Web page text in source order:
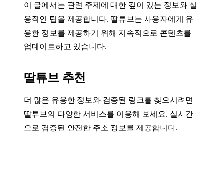
이 글에서는 관련 주제에 대한 깊이 있는 정보와 실
용적인 팁을 제공합니다. 딸튜브는 사용자에게 유
용한 정보를 제공하기 위해 지속적으로 콘텐츠를
업데이트하고 있습니다.
딸튜브 추천
더 많은 유용한 정보와 검증된 링크를 찾으시려면
딸튜브의 다양한 서비스를 이용해 보세요. 실시간
으로 검증된 안전한 주소 정보를 제공합니다.